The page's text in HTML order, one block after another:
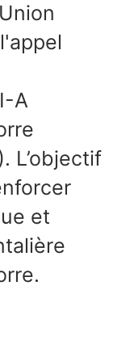
A
L’objectif
et